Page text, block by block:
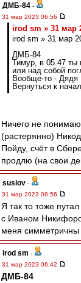
ДМБ-84 -
31 мар 2023 06:56
irod sm » 31 мар
irod sm » 31 мар
ДМБ-84
Тимур, в 05.47 ты
или над собой
Вообще-то - Дядя
Вернуться к
Ничего не
(растерянно)
Пойду, счёт в
продлю (на свои
suslov -
31 мар 2023 06:56
Я так то тоже
с Иваном
меня симметричны
irod sm -
31 мар 2023 06:42
ДМБ-84